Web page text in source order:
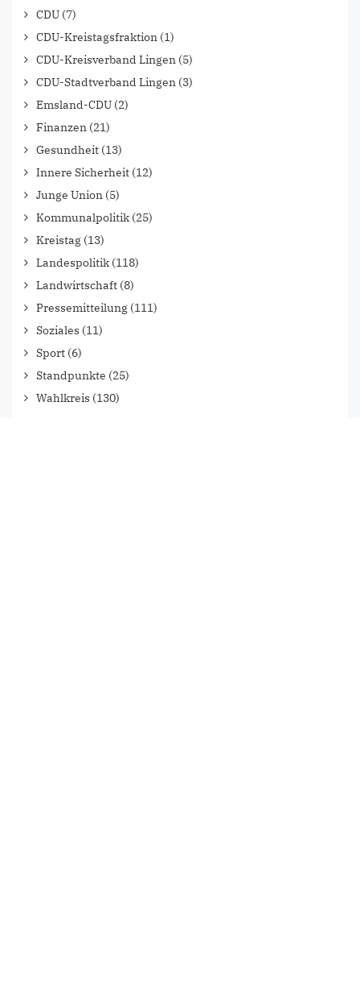
CDU (7)
CDU-Kreistagsfraktion (1)
CDU-Kreisverband Lingen (5)
CDU-Stadtverband Lingen (3)
Emsland-CDU (2)
Finanzen (21)
Gesundheit (13)
Innere Sicherheit (12)
Junge Union (5)
Kommunalpolitik (25)
Kreistag (13)
Landespolitik (118)
Landwirtschaft (8)
Pressemitteilung (111)
Soziales (11)
Sport (6)
Standpunkte (25)
Wahlkreis (130)